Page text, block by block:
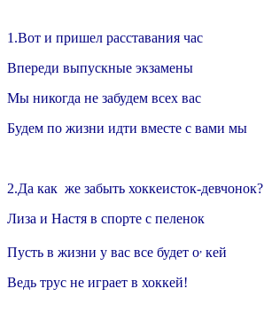
1.Вот и пришел расставания час
Впереди выпускные экзамены
Мы никогда не забудем всех вас
Будем по жизни идти вместе с вами мы
2.Да как же забыть хоккеисток-девчонок?
Лиза и Настя в спорте с пеленок
Пусть в жизни у вас все будет о кей
Ведь трус не играет в хоккей!